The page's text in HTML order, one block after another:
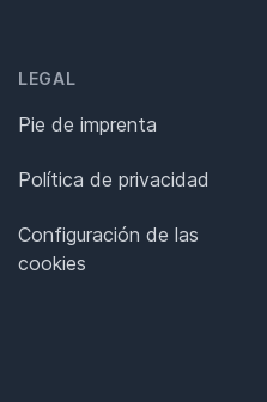
LEGAL
Pie de imprenta
Política de privacidad
Configuración de las
cookies